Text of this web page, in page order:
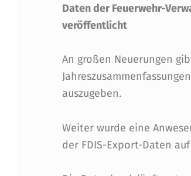
R
B
Y
T
E
Daten der Feuerwehr-
veröffentlicht
An großen Neuerungen
auszugeben.
Weiter wurde eine
der FDIS-Export-Daten